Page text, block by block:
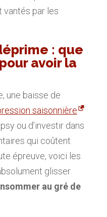
vantés par les
: que
avoir la
une baisse de
saisonnière
ou d’investir dans
qui coûtent
épreuve, voici les
glisser
au gré de